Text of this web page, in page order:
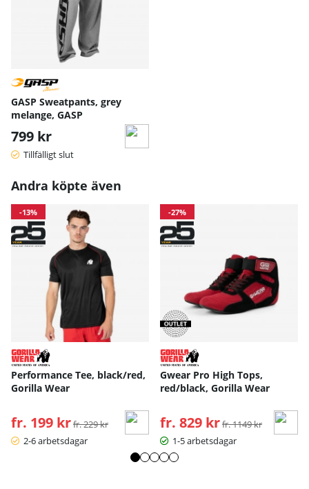
GASP Sweatpants, grey
melange, GASP
799 kr
Tillfälligt slut
Andra köpte även
-13%
Performance Tee, black/red,
Gorilla Wear
fr. 199 kr Ordinarie pris:
fr. 229 kr
2-6 arbetsdagar
-27%
Gwear Pro High Tops,
red/black, Gorilla Wear
fr. 829 kr Ordinarie pris:
fr. 1149 kr
1-5 arbetsdagar